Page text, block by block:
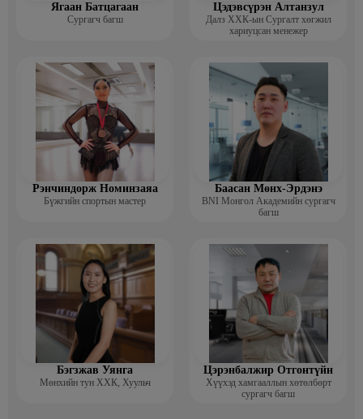
Ягаан Батцагаан
Сургагч багш
Цэдэвсүрэн Алтанзул
Далз ХХК-ын Сургалт хөгжил
хариуцсан менежер
Рэнчиндорж Номинзаяа
Бүжгийн спортын мастер
Баасан Мөнх-Эрдэнэ
BNI Монгол Академийн сургагч
багш
Бэгзжав Уянга
Мөнхийн тун ХХК, Хуульч
Цэрэнбалжир Отгонтүйн
Хүүхэд хамгааллын хөтөлбөрт
сургагч багш